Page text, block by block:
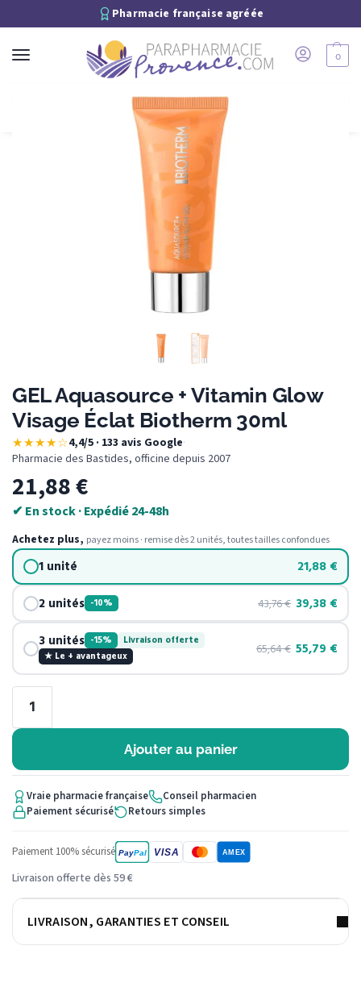
Pharmacie française agréée
0
GEL Aquasource + Vitamin Glow
Visage Éclat Biotherm 30ml
★★★★☆4,4/5 · 133 avis Google·
Pharmacie des Bastides, officine depuis 2007
21,88€
✔ En stock · Expédié 24-48h
Achetez plus, payez moins · remise dès 2 unités, toutes tailles confondues
1 unité 21,88 €
2 unités -10% 43,76€ 39,38 €
3 unités -15%
Livraison offerte
★ Le + avantageux
65,64€ 55,79 €
Ajouter au panier
Vraie pharmacie française
Conseil pharmacien
Paiement sécurisé
Retours simples
Paiement 100% sécurisé PayPal VISA AMEX
Livraison offerte dès 59 €
LIVRAISON, GARANTIES ET CONSEIL